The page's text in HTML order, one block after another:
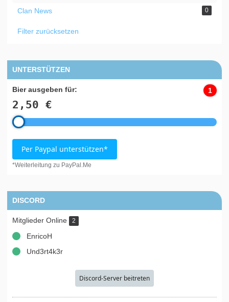
Clan News 0
Filter zurücksetzen
UNTERSTÜTZEN
Bier ausgeben für:
2,50 €
1
Per Paypal unterstützen*
*Weiterleitung zu PayPal.Me
DISCORD
Mitglieder Online 2
EnricoH
Und3rt4k3r
Discord-Server beitreten